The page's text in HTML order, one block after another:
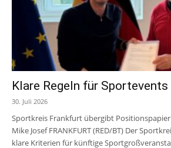
Klare Regeln für Sportevents
30. Juli 2026
Sportkreis Frankfurt übergibt
Mike Josef FRANKFURT (RED/BT) Der
klare Kriterien für künftige